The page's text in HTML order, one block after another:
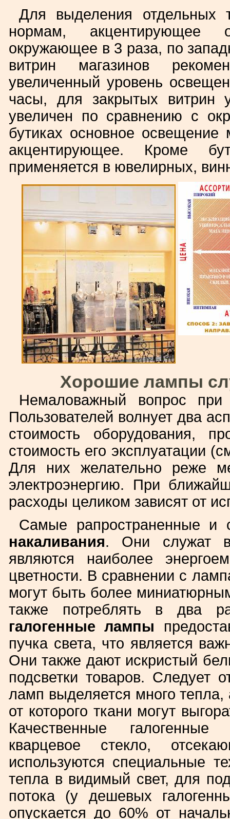
Для выделения отдельных
нормам, акцентирующее
окружающее в 3 раза, по
витрин магазинов
увеличенный уровень
часы, для закрытых витрин
увеличен по сравнению с
бутиках основное
акцентирующее. Кроме
применяется в ювелирных,
Хорошие лампы
Немаловажный вопрос
Пользователей волнует два
стоимость оборудования,
стоимость его эксплуатации
Для них желательно реже
электроэнергию. При
расходы целиком зависят от
Самые рапространенные
накаливания. Они служат
являются наиболее
цветности. В сравнении с
могут быть более
также потреблять в два
галогенные лампы
пучка света, что является
Они также дают искристый
подсветки товаров. Следует
ламп выделяется много тепла,
от которого ткани могут
Качественные
кварцевое стекло,
используются специальные
тепла в видимый свет, для
потока (у дешевых
опускается до 60% от